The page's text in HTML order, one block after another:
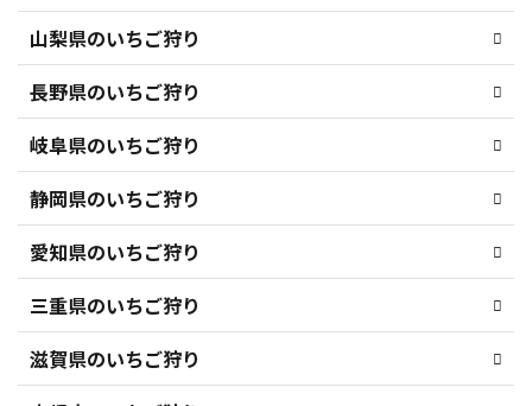
山梨県のいちご狩り
長野県のいちご狩り
岐阜県のいちご狩り
静岡県のいちご狩り
愛知県のいちご狩り
三重県のいちご狩り
滋賀県のいちご狩り